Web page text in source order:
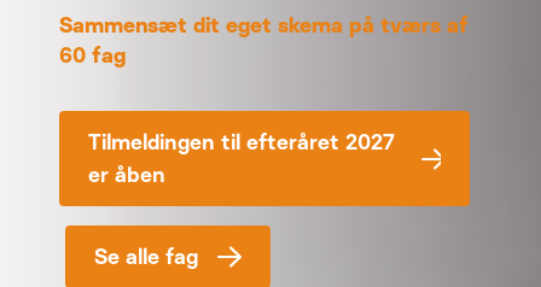
Sammensæt dit eget skema på tværs af
60 fag
Tilmeldingen til efteråret 2027
er åben
Se alle fag